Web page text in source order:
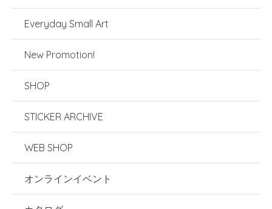
Everyday Small Art
New Promotion!
SHOP
STICKER ARCHIVE
WEB SHOP
オンラインイベント